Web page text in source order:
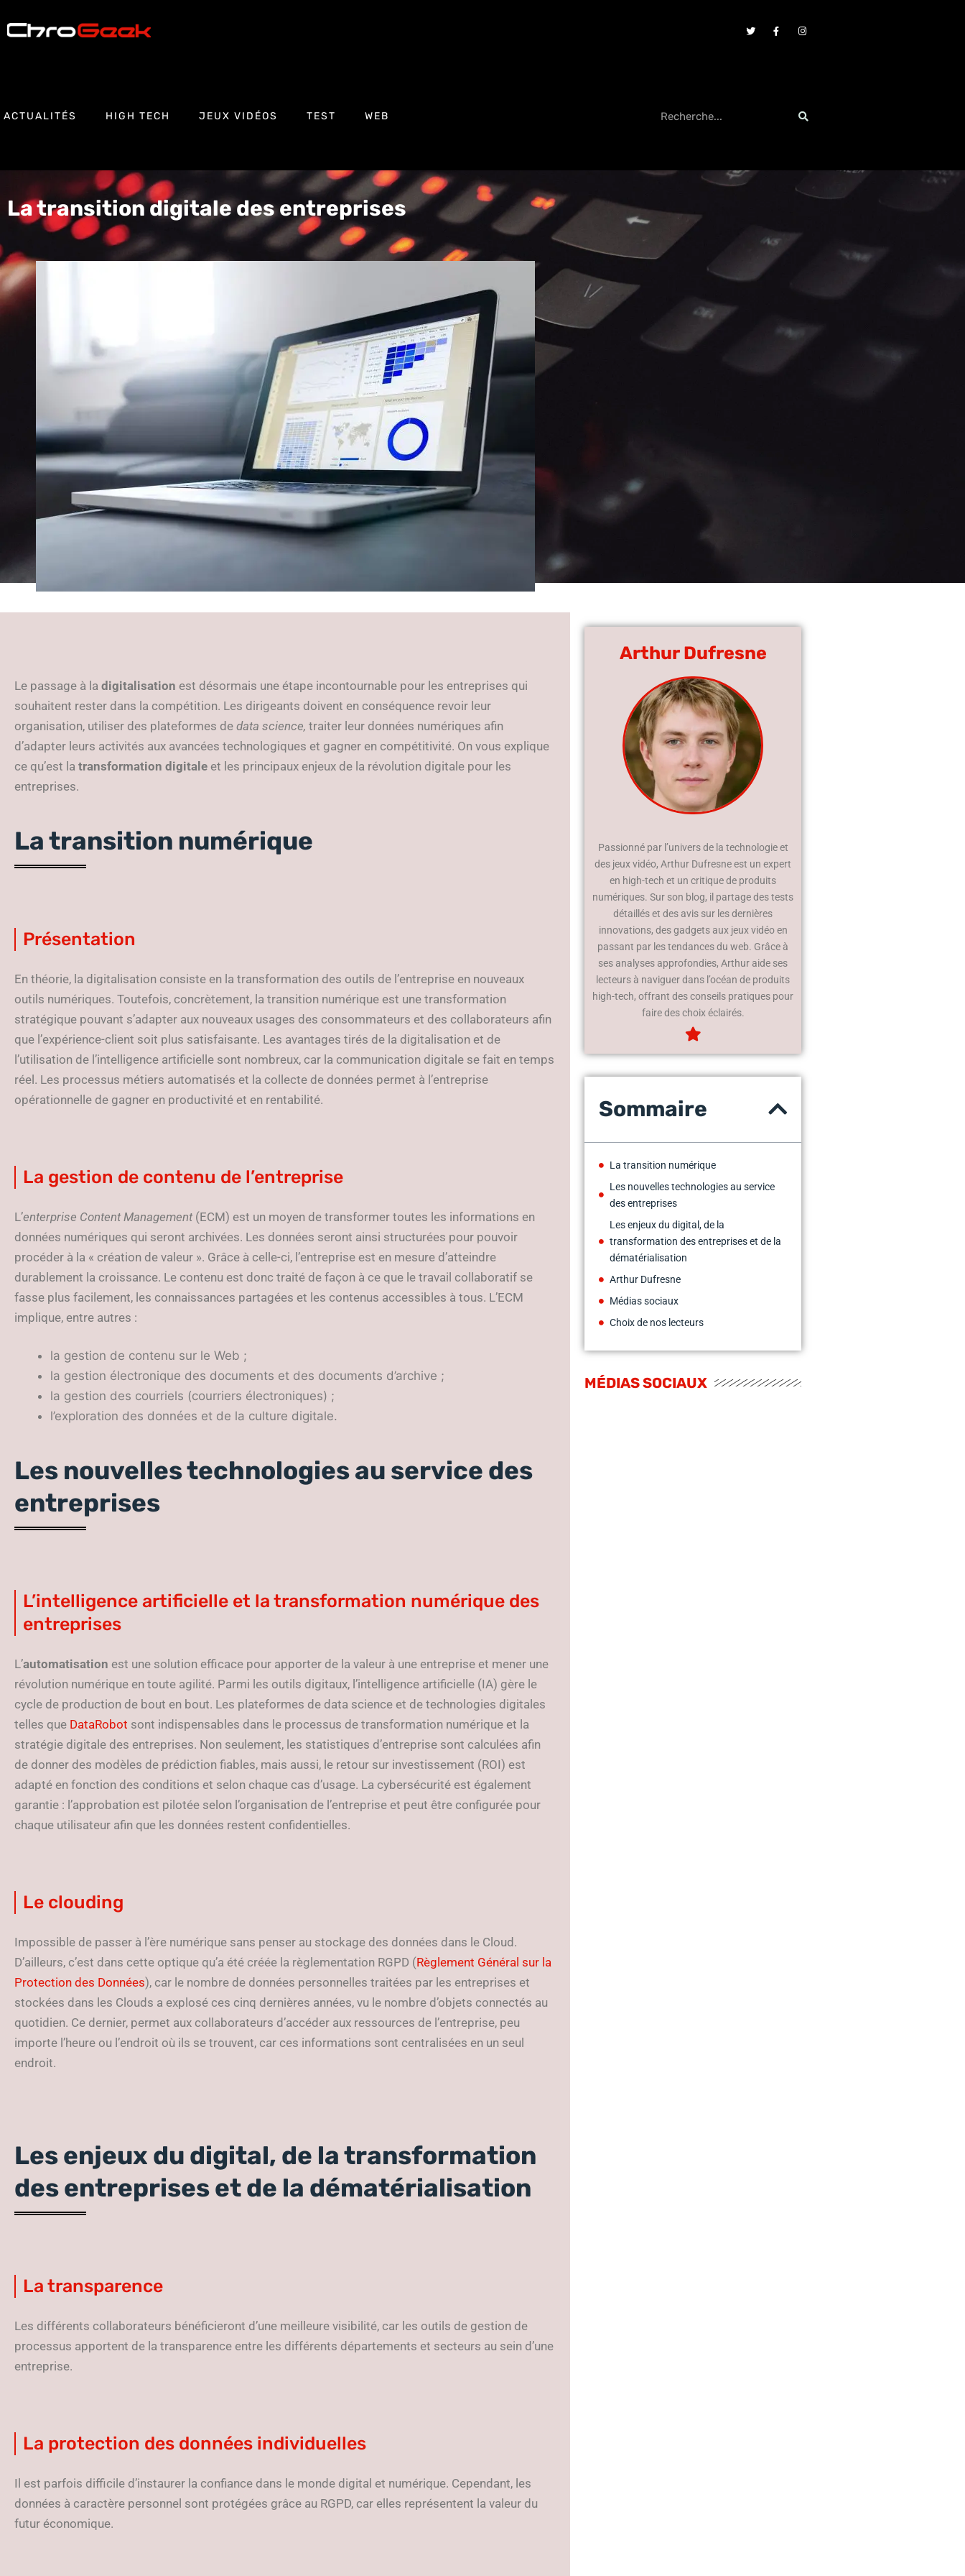
ACTUALITÉS HIGH TECH JEUX VIDÉOS TEST WEB
La transition digitale des entreprises
Le passage à la digitalisation est désormais une étape incontournable pour les entreprises qui
souhaitent rester dans la compétition. Les dirigeants doivent en conséquence revoir leur
organisation, utiliser des plateformes de data science, traiter leur données numériques afin
d’adapter leurs activités aux avancées technologiques et gagner en compétitivité. On vous explique
ce qu’est la transformation digitale et les principaux enjeux de la révolution digitale pour les
entreprises.
La transition numérique
Présentation
En théorie, la digitalisation consiste en la transformation des outils de l’entreprise en nouveaux
outils numériques. Toutefois, concrètement, la transition numérique est une transformation
stratégique pouvant s’adapter aux nouveaux usages des consommateurs et des collaborateurs afin
que l’expérience-client soit plus satisfaisante. Les avantages tirés de la digitalisation et de
l’utilisation de l’intelligence artificielle sont nombreux, car la communication digitale se fait en temps
réel. Les processus métiers automatisés et la collecte de données permet à l’entreprise
opérationnelle de gagner en productivité et en rentabilité.
La gestion de contenu de l’entreprise
L’enterprise Content Management (ECM) est un moyen de transformer toutes les informations en
données numériques qui seront archivées. Les données seront ainsi structurées pour pouvoir
procéder à la « création de valeur ». Grâce à celle-ci, l’entreprise est en mesure d’atteindre
durablement la croissance. Le contenu est donc traité de façon à ce que le travail collaboratif se
fasse plus facilement, les connaissances partagées et les contenus accessibles à tous. L’ECM
implique, entre autres :
la gestion de contenu sur le Web ;
la gestion électronique des documents et des documents d’archive ;
la gestion des courriels (courriers électroniques) ;
l’exploration des données et de la culture digitale.
Les nouvelles technologies au service des
entreprises
L’intelligence artificielle et la transformation numérique des
entreprises
L’automatisation est une solution efficace pour apporter de la valeur à une entreprise et mener une
révolution numérique en toute agilité. Parmi les outils digitaux, l’intelligence artificielle (IA) gère le
cycle de production de bout en bout. Les plateformes de data science et de technologies digitales
telles que DataRobot sont indispensables dans le processus de transformation numérique et la
stratégie digitale des entreprises. Non seulement, les statistiques d’entreprise sont calculées afin
de donner des modèles de prédiction fiables, mais aussi, le retour sur investissement (ROI) est
adapté en fonction des conditions et selon chaque cas d’usage. La cybersécurité est également
garantie : l’approbation est pilotée selon l’organisation de l’entreprise et peut être configurée pour
chaque utilisateur afin que les données restent confidentielles.
Le clouding
Impossible de passer à l’ère numérique sans penser au stockage des données dans le Cloud.
D’ailleurs, c’est dans cette optique qu’a été créée la règlementation RGPD (Règlement Général sur la
Protection des Données), car le nombre de données personnelles traitées par les entreprises et
stockées dans les Clouds a explosé ces cinq dernières années, vu le nombre d’objets connectés au
quotidien. Ce dernier, permet aux collaborateurs d’accéder aux ressources de l’entreprise, peu
importe l’heure ou l’endroit où ils se trouvent, car ces informations sont centralisées en un seul
endroit.
Les enjeux du digital, de la transformation
des entreprises et de la dématérialisation
La transparence
Les différents collaborateurs bénéficieront d’une meilleure visibilité, car les outils de gestion de
processus apportent de la transparence entre les différents départements et secteurs au sein d’une
entreprise.
La protection des données individuelles
Il est parfois difficile d’instaurer la confiance dans le monde digital et numérique. Cependant, les
données à caractère personnel sont protégées grâce au RGPD, car elles représentent la valeur du
futur économique.
Arthur Dufresne
Passionné par l’univers de la technologie et
des jeux vidéo, Arthur Dufresne est un expert
en high-tech et un critique de produits
numériques. Sur son blog, il partage des tests
détaillés et des avis sur les dernières
innovations, des gadgets aux jeux vidéo en
passant par les tendances du web. Grâce à
ses analyses approfondies, Arthur aide ses
lecteurs à naviguer dans l’océan de produits
high-tech, offrant des conseils pratiques pour
faire des choix éclairés.
Sommaire
La transition numérique
Les nouvelles technologies au service
des entreprises
Les enjeux du digital, de la
transformation des entreprises et de la
dématérialisation
Arthur Dufresne
Médias sociaux
Choix de nos lecteurs
MÉDIAS SOCIAUX